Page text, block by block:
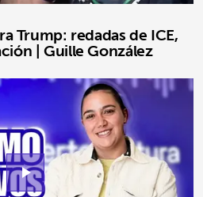
Trump: redadas de ICE,
| Guille González
play_arrow